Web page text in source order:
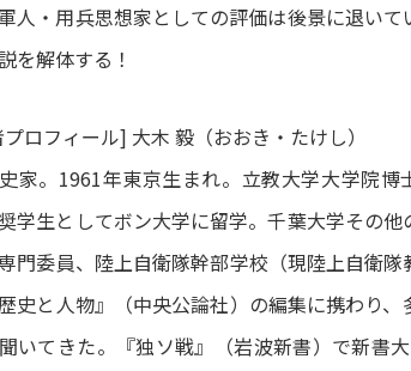
人・用兵思想家としての評価は後景に退い
を解体する！
ロフィール] 大木 毅（おおき・たけし）
家。1961年東京生まれ。立教大学大学院
学生としてボン大学に留学。千葉大学その
門委員、陸上自衛隊幹部学校（現陸上自衛
史と人物』（中央公論社）の編集に携わり
いてきた。『独ソ戦』（岩波新書）で新書